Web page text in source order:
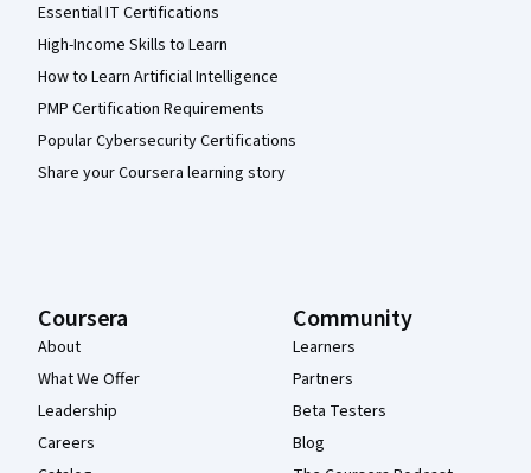
Essential IT Certifications
High-Income Skills to Learn
How to Learn Artificial Intelligence
PMP Certification Requirements
Popular Cybersecurity Certifications
Share your Coursera learning story
Coursera
About
What We Offer
Leadership
Careers
Community
Learners
Partners
Beta Testers
Blog